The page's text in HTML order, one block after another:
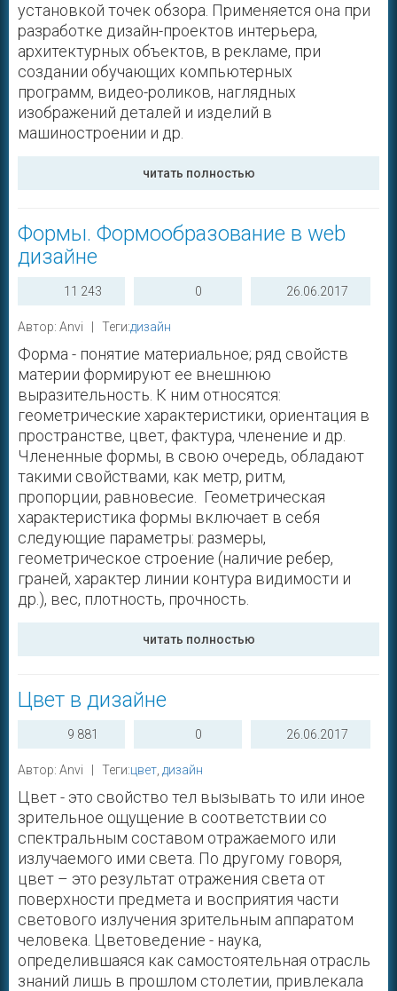
установкой точек обзора. Применяется она при
разработке дизайн-проектов интерьера,
архитектурных объектов, в рекламе, при
создании обучающих компьютерных
программ, видео-роликов, наглядных
изображений деталей и изделий в
машиностроении и др.
читать полностью
Формы. Формообразование в web
дизайне
11 243 0 26.06.2017
Автор: Anvi | Теги:дизайн
Форма - понятие материальное; ряд свойств
материи формируют ее внешнюю
выразительность. К ним относятся:
геометрические характеристики, ориентация в
пространстве, цвет, фактура, членение и др.
Члененные формы, в свою очередь, обладают
такими свойствами, как метр, ритм,
пропорции, равновесие. Геометрическая
характеристика формы включает в себя
следующие параметры: размеры,
геометрическое строение (наличие ребер,
граней, характер линии контура видимости и
др.), вес, плотность, прочность.
читать полностью
Цвет в дизайне
9 881 0 26.06.2017
Автор: Anvi | Теги:цвет дизайн
Цвет - это свойство тел вызывать то или иное
зрительное ощущение в соответствии со
спектральным составом отражаемого или
излучаемого ими света. По другому говоря,
цвет – это результат отражения света от
поверхности предмета и восприятия части
светового излучения зрительным аппаратом
человека. Цветоведение - наука,
определившаяся как самостоятельная отрасль
знаний лишь в прошлом столетии, привлекала